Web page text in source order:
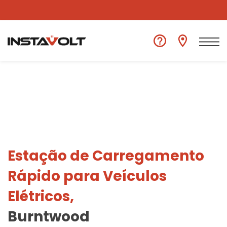
Ver outra localização
Estação de Carregamento
Rápido para Veículos
Elétricos,
Burntwood